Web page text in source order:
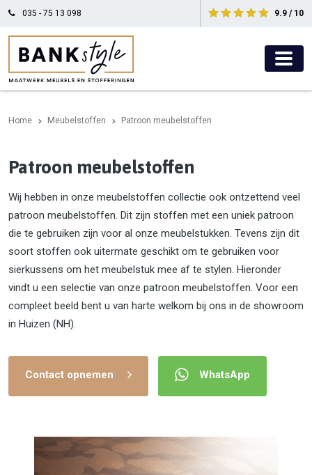
035 - 75 13 098 9.9 / 10
Home Meubelstoffen Patroon meubelstoffen
Patroon meubelstoffen
Wij hebben in onze meubelstoffen collectie ook ontzettend veel
patroon meubelstoffen. Dit zijn stoffen met een uniek patroon
die te gebruiken zijn voor al onze meubelstukken. Tevens zijn dit
soort stoffen ook uitermate geschikt om te gebruiken voor
sierkussens om het meubelstuk mee af te stylen. Hieronder
vindt u een selectie van onze patroon meubelstoffen. Voor een
compleet beeld bent u van harte welkom bij ons in de showroom
in Huizen (NH).
Contact opnemen WhatsApp